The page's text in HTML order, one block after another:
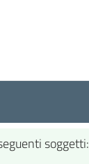
soggetti: